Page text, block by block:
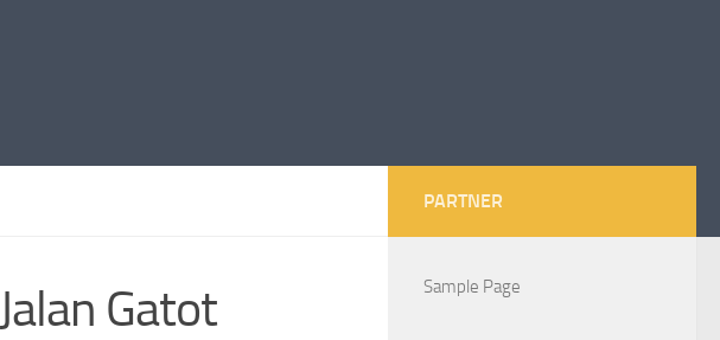
Gatot
PARTNER
Sample Page